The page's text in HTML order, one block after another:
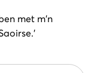
met m'n